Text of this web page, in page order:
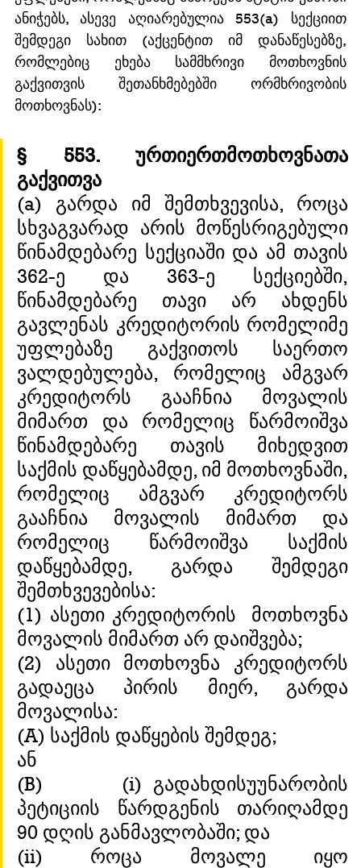
ანიჭებს, ასევე აღიარებულია 553(a) სექციით
შემდეგი სახით (აქცენტით იმ დანაწესებზე,
რომლებიც ეხება სამმხრივი მოთხოვნის
გაქვითვის შეთანხმებებში ორმხრივობის
მოთხოვნას):
§ 553. ურთიერთმოთხოვნათა
გაქვითვა
(a) გარდა იმ შემთხვევისა, როცა
სხვაგვარად არის მოწესრიგებული
წინამდებარე სექციაში და ამ თავის
362-ე და 363-ე სექციებში,
წინამდებარე თავი არ ახდენს
გავლენას კრედიტორის რომელიმე
უფლებაზე გაქვითოს საერთო
ვალდებულება, რომელიც ამგვარ
კრედიტორს გააჩნია მოვალის
მიმართ და რომელიც წარმოიშვა
წინამდებარე თავის მიხედვით
საქმის დაწყებამდე, იმ მოთხოვნაში,
რომელიც ამგვარ კრედიტორს
გააჩნია მოვალის მიმართ და
რომელიც წარმოიშვა საქმის
დაწყებამდე, გარდა შემდეგი
შემთხვევებისა:
(1) ასეთი კრედიტორის  მოთხოვნა
მოვალის მიმართ არ დაიშვება;
(2) ასეთი მოთხოვნა კრედიტორს
გადაეცა პირის მიერ, გარდა
მოვალისა:
(A) საქმის დაწყების შემდეგ;
ან
(B)       (i) გადახდისუუნარობის
პეტიციის წარდგენის თარიღამდე
90 დღის განმავლობაში; და
(ii) როცა მოვალე იყო